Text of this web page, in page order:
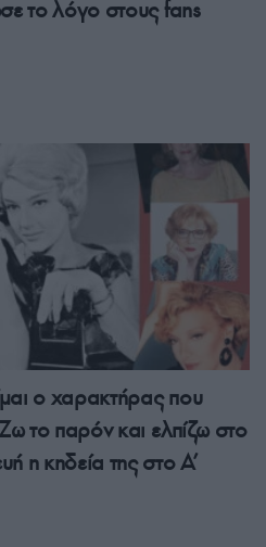
το λόγο στους fans
ο χαρακτήρας που
το παρόν και ελπίζω στο
η κηδεία της στο Α’